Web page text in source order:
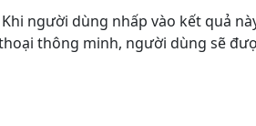
người dùng nhấp vào kết quả
thông minh, người dùng sẽ